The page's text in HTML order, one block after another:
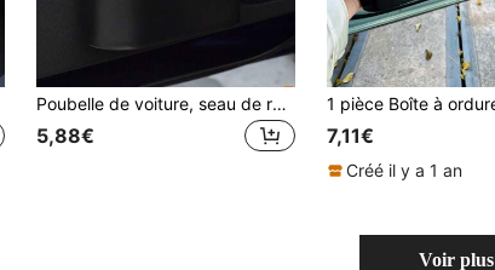
Poubelle de voiture, seau de rangement multifonction à grande capacité monté sur la porte, accessoires d'intérieur de voiture pour le rangement des parapluies
5,88€ 7,11€
Créé il y a 1 an
Voir plus